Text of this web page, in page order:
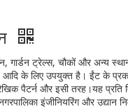
गार्डन ट्रेल्स, चौकों और अन्य
आदि के लिए उपयुक्त है। ईंट के
पैटर्न और इसी तरह।यह प्रति
इंजीनियरिंग और उद्यान